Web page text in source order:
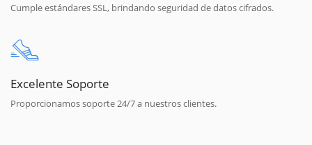
Cumple estándares SSL, brindando seguridad de datos cifrados.
Excelente Soporte
Proporcionamos soporte 24/7 a nuestros clientes.